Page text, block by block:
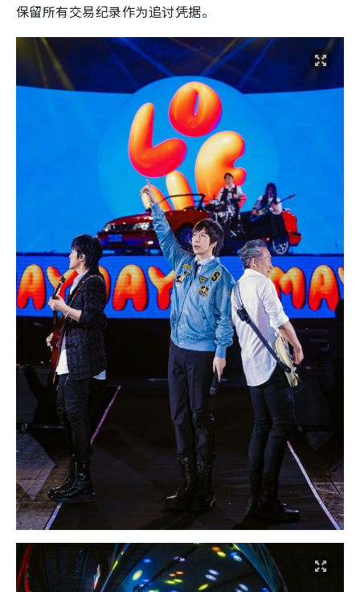
保留所有交易纪录作为追讨凭据。